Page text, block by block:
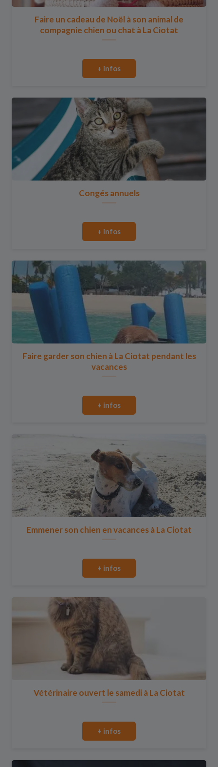
Faire un cadeau de Noël à son animal de
compagnie chien ou chat à La Ciotat
+ infos
Congés annuels
+ infos
Faire garder son chien à La Ciotat pendant les
vacances
+ infos
Emmener son chien en vacances à La Ciotat
+ infos
Vétérinaire ouvert le samedi à La Ciotat
+ infos